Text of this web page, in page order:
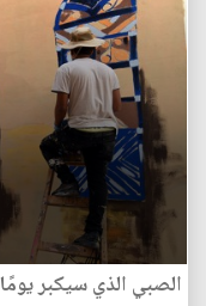
الصبي الذي سيكبر يومًا